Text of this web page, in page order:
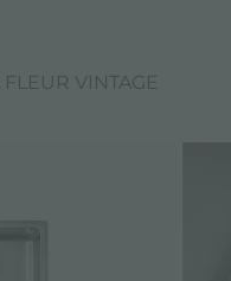
VINTAGE